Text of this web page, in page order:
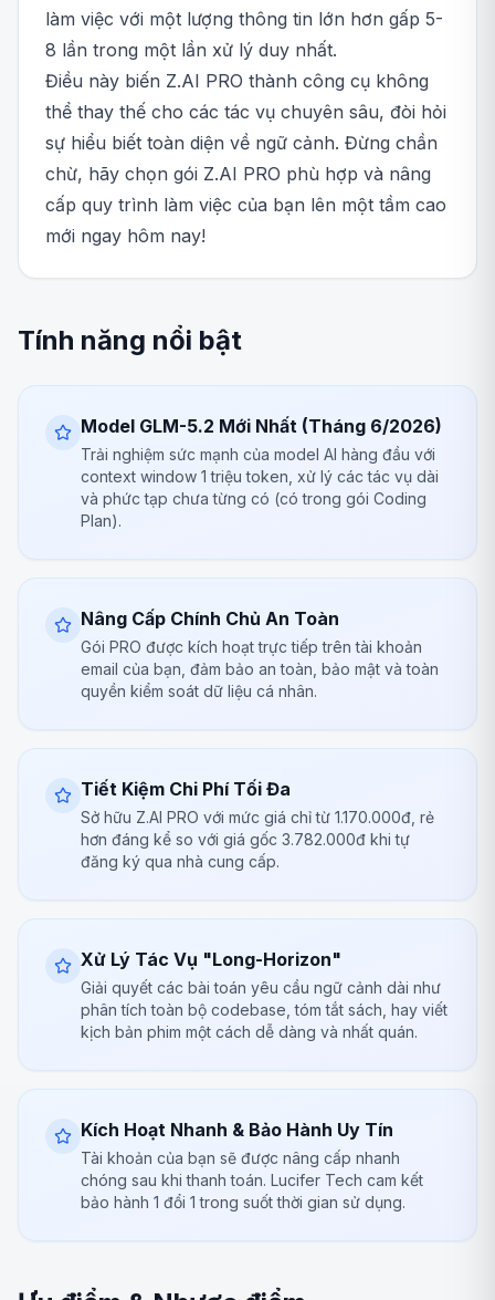
làm việc với một lượng thông tin lớn hơn gấp 5-
8 lần trong một lần xử lý duy nhất.
Điều này biến Z.AI PRO thành công cụ không
thể thay thế cho các tác vụ chuyên sâu, đòi hỏi
sự hiểu biết toàn diện về ngữ cảnh. Đừng chần
chừ, hãy chọn gói Z.AI PRO phù hợp và nâng
cấp quy trình làm việc của bạn lên một tầm cao
mới ngay hôm nay!
Tính năng nổi bật
Model GLM-5.2 Mới Nhất (Tháng 6/2026)
Trải nghiệm sức mạnh của model AI hàng đầu với
context window 1 triệu token, xử lý các tác vụ dài
và phức tạp chưa từng có (có trong gói Coding
Plan).
Nâng Cấp Chính Chủ An Toàn
Gói PRO được kích hoạt trực tiếp trên tài khoản
email của bạn, đảm bảo an toàn, bảo mật và toàn
quyền kiểm soát dữ liệu cá nhân.
Tiết Kiệm Chi Phí Tối Đa
Sở hữu Z.AI PRO với mức giá chỉ từ 1.170.000đ, rẻ
hơn đáng kể so với giá gốc 3.782.000đ khi tự
đăng ký qua nhà cung cấp.
Xử Lý Tác Vụ "Long-Horizon"
Giải quyết các bài toán yêu cầu ngữ cảnh dài như
phân tích toàn bộ codebase, tóm tắt sách, hay viết
kịch bản phim một cách dễ dàng và nhất quán.
Kích Hoạt Nhanh & Bảo Hành Uy Tín
Tài khoản của bạn sẽ được nâng cấp nhanh
chóng sau khi thanh toán. Lucifer Tech cam kết
bảo hành 1 đổi 1 trong suốt thời gian sử dụng.